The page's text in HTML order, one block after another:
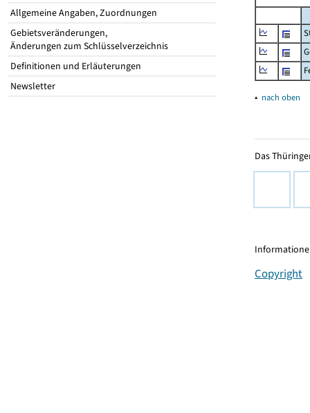
Allgemeine Angaben, Zuordnungen
Gebietsveränderungen,
Änderungen zum Schlüsselverzeichnis
Definitionen und Erläuterungen
Newsletter
▴ nach oben
Das
Copyright